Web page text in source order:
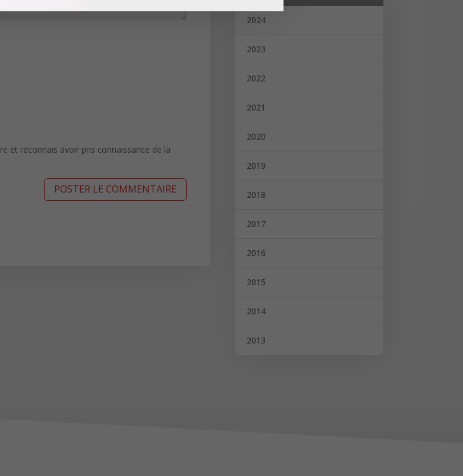
et reconnais avoir pris connaissance de la
2024
2023
2022
2021
2020
2019
2018
2017
2016
2015
2014
2013